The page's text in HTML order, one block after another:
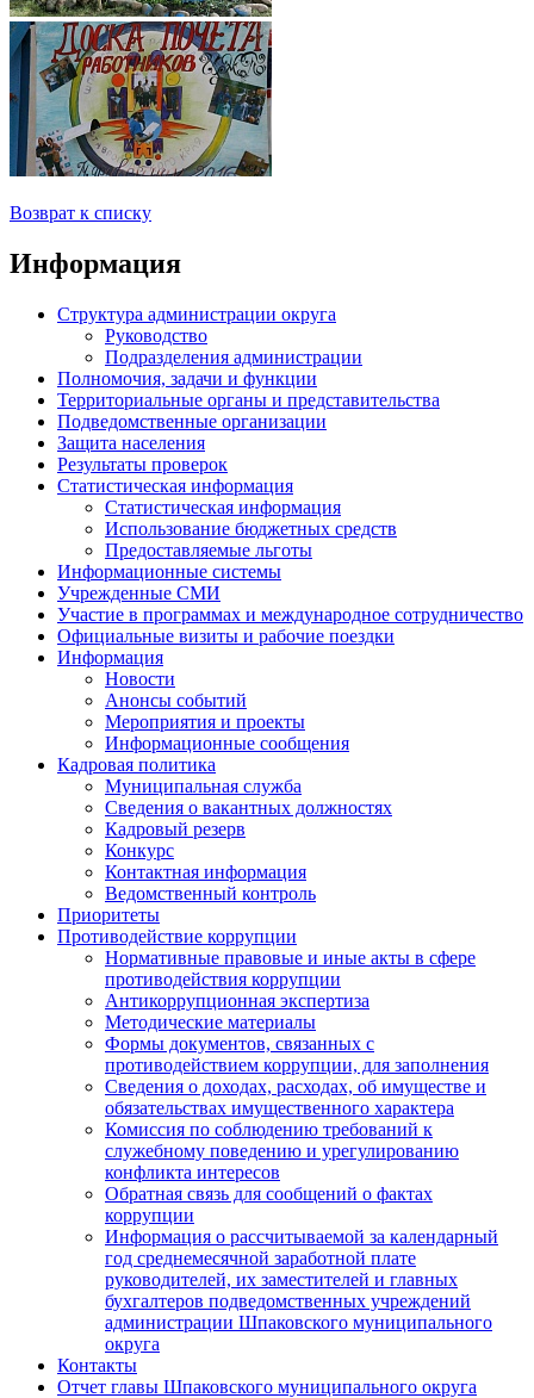
Возврат к списку
Информация
Структура администрации округа
Руководство
Подразделения администрации
Полномочия, задачи и функции
Территориальные органы и представительства
Подведомственные организации
Защита населения
Результаты проверок
Статистическая информация
Статистическая информация
Использование бюджетных средств
Предоставляемые льготы
Информационные системы
Учрежденные СМИ
Участие в программах и международное сотрудничество
Официальные визиты и рабочие поездки
Информация
Новости
Анонсы событий
Мероприятия и проекты
Информационные сообщения
Кадровая политика
Муниципальная служба
Сведения о вакантных должностях
Кадровый резерв
Конкурс
Контактная информация
Ведомственный контроль
Приоритеты
Противодействие коррупции
Нормативные правовые и иные акты в сфере
противодействия коррупции
Антикоррупционная экспертиза
Методические материалы
Формы документов, связанных с
противодействием коррупции, для заполнения
Сведения о доходах, расходах, об имуществе и
обязательствах имущественного характера
Комиссия по соблюдению требований к
служебному поведению и урегулированию
конфликта интересов
Обратная связь для сообщений о фактах
коррупции
Информация о рассчитываемой за календарный
год среднемесячной заработной плате
руководителей, их заместителей и главных
бухгалтеров подведомственных учреждений
администрации Шпаковского муниципального
округа
Контакты
Отчет главы Шпаковского муниципального округа